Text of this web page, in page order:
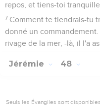
repos, et tiens-toi tranquille.
7 Comment te tiendrais-tu
donné un
rivage de la mer, -là, il l'a
Jérémie 48
Seuls les Évangiles sont